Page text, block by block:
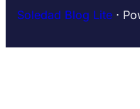
Soledad Blog Lite ⋅